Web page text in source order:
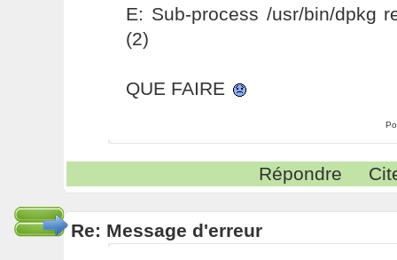
E: Sub-process /usr/bin/dpkg
(2)
QUE FAIRE
Répondre
Re: Message d'erreur